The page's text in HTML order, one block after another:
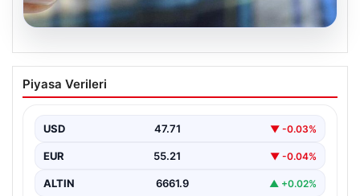
09.08.2026
Altın fiyatları canlı 8 Nisan 2026: Altın
fiyatları ne kadar oldu? Gram, çeyrek,
fiyatları
Piyasa Verileri
USD 47.71 ▼ -0.03%
EUR 55.21 ▼ -0.04%
ALTIN 6661.9 ▲ +0.02%